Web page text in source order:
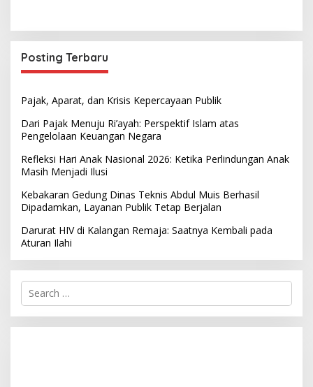
Posting Terbaru
Pajak, Aparat, dan Krisis Kepercayaan Publik
Dari Pajak Menuju Ri’ayah: Perspektif Islam atas
Pengelolaan Keuangan Negara
Refleksi Hari Anak Nasional 2026: Ketika Perlindungan Anak
Masih Menjadi Ilusi
Kebakaran Gedung Dinas Teknis Abdul Muis Berhasil
Dipadamkan, Layanan Publik Tetap Berjalan
Darurat HIV di Kalangan Remaja: Saatnya Kembali pada
Aturan Ilahi
S
r